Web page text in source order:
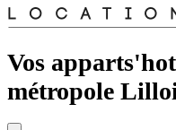
Vos
métropole